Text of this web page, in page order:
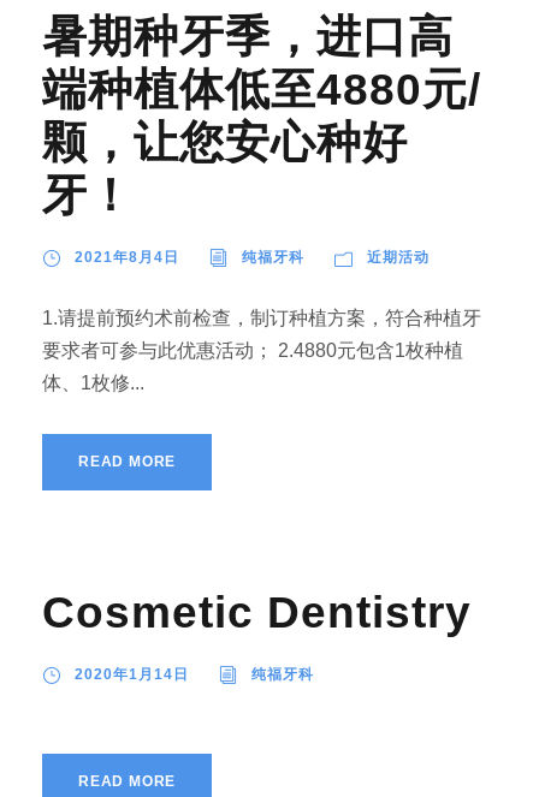
暑期种牙季，进口高
端种植体低至4880元/
颗，让您安心种好
牙！
2021年8月4日 纯福牙科 近期活动
1.请提前预约术前检查，制订种植方案，符合种植牙
要求者可参与此优惠活动； 2.4880元包含1枚种植
体、1枚修...
READ MORE
Cosmetic Dentistry
2020年1月14日 纯福牙科
READ MORE